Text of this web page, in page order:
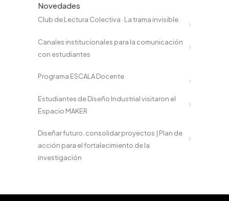
Novedades
Club de Lectura Colectiva · La trama invisible
Canales institucionales para la comunicación
con estudiantes
Programa ESCALA Docente
Estudiantes de Diseño Industrial visitaron el
Espacio MAKER
Diseñar futuro, consolidar proyectos | Plan de
acción para el fortalecimiento de la
investigación